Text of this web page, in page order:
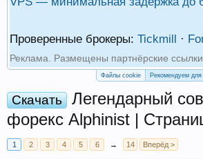
Проверенные брокеры: Tickmill ·
Реклама. Размещены партнёрские ссылки.
Файлы cookie Рекомендуем для
Скачать
Легендарный
форекс Alphinist |
1 2 3 4 5 6 → 14 Вперёд >